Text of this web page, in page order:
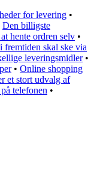
for levering •
Den billigste
hente ordren selv •
fremtiden skal ske via
leveringsmidler•
• Online shopping
et stort udvalg af
telefonen •